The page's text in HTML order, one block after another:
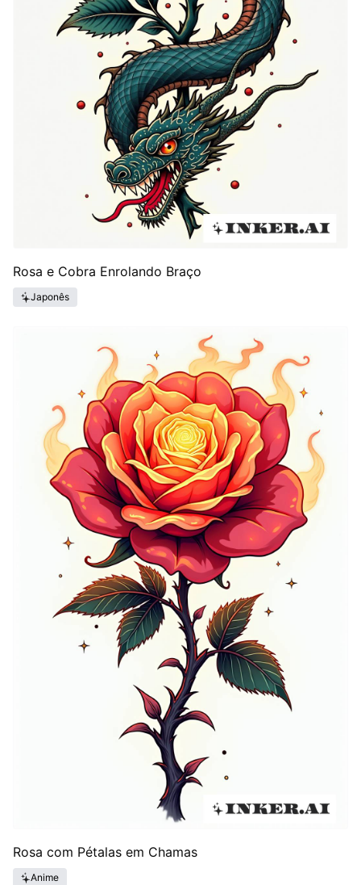
Rosa e Cobra Enrolando Braço
Japonês
Rosa com Pétalas em Chamas
Anime